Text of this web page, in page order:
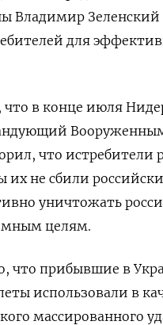
Владимир Зеленский
для
что в конце июля
что истребители
не сбили
уничтожать
целям.
что прибывшие в
использовали в
массированного